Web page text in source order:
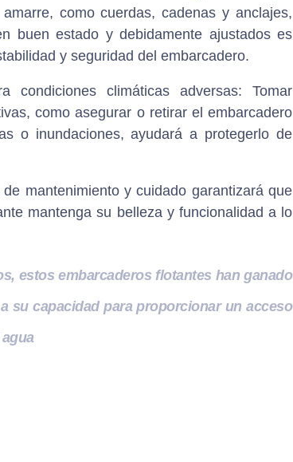
como cuerdas, cadenas y anclajes,
buen estado y debidamente ajustados es
y seguridad del embarcadero.
condiciones climáticas adversas: Tomar
como asegurar o retirar el embarcadero
o inundaciones, ayudará a protegerlo de
mantenimiento y cuidado garantizará que
mantenga su belleza y funcionalidad a lo
estos embarcaderos flotantes han ganado
su capacidad para proporcionar un acceso